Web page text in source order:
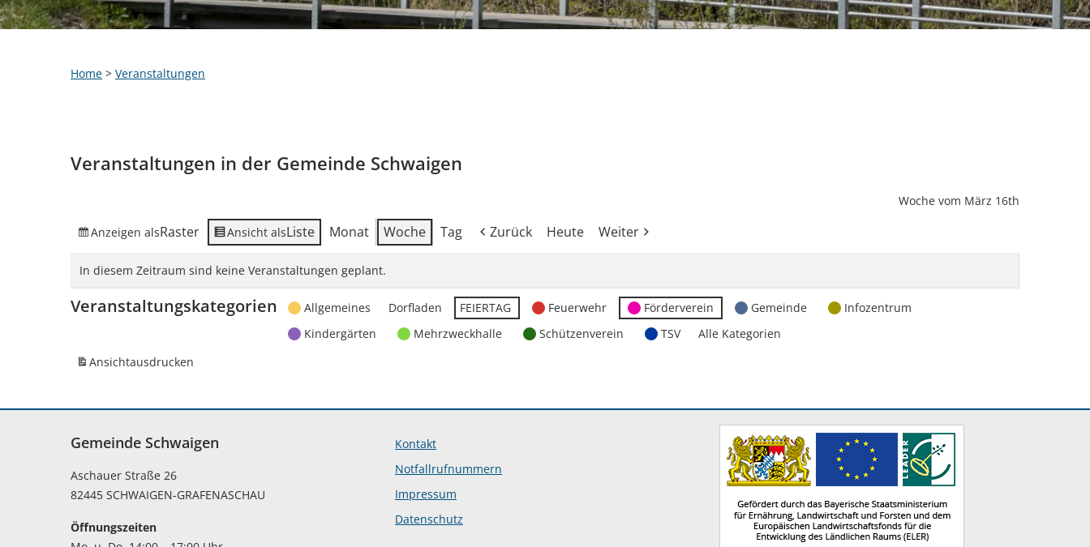
Home > Veranstaltungen
Veranstaltungen in der Gemeinde Schwaigen
Woche vom März 16th
Anzeigen alsRaster Ansicht alsListe Monat Woche Tag Zurück Heute Weiter
In diesem Zeitraum sind keine Veranstaltungen geplant.
Veranstaltungskategorien Allgemeines Dorfladen FEIERTAG Feuerwehr Förderverein Gemeinde
Infozentrum
Kindergärten
Mehrzweckhalle Schützenverein TSV
Alle Kategorien
Ansichtausdrucken
Gemeinde Schwaigen
Aschauer Straße 26
82445 SCHWAIGEN-GRAFENASCHAU
Öffnungszeiten
Kontakt
Notfallrufnummern
Impressum
Datenschutz